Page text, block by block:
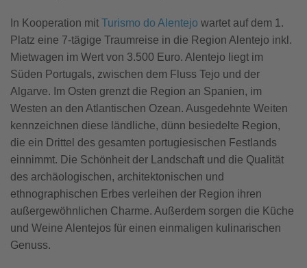
In Kooperation mit Turismo do Alentejo wartet auf dem 1.
Platz eine 7-tägige Traumreise in die Region Alentejo inkl.
Mietwagen im Wert von 3.500 Euro. Alentejo liegt im
Süden Portugals, zwischen dem Fluss Tejo und der
Algarve. Im Osten grenzt die Region an Spanien, im
Westen an den Atlantischen Ozean. Ausgedehnte Weiten
kennzeichnen diese ländliche, dünn besiedelte Region,
die ein Drittel des gesamten portugiesischen Festlands
einnimmt. Die Schönheit der Landschaft und die Qualität
des archäologischen, architektonischen und
ethnographischen Erbes verleihen der Region ihren
außergewöhnlichen Charme. Außerdem sorgen die Küche
und Weine Alentejos für einen einmaligen kulinarischen
Genuss.